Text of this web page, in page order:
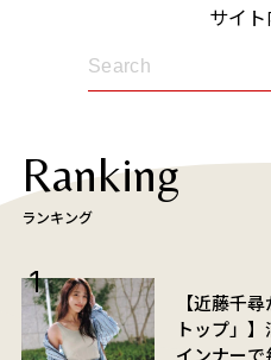
サイ
Ranking
ランキング
【近藤千
トップ」
インナーで